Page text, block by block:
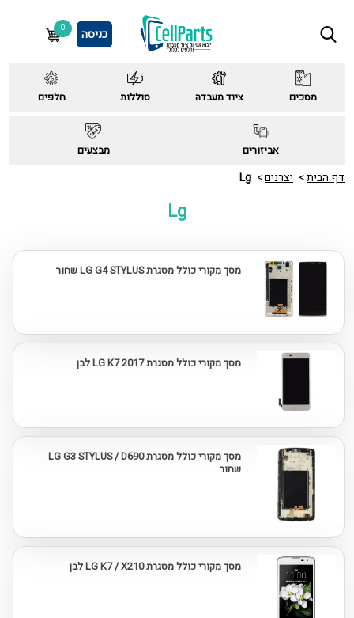
כניסה 0
מסכים ציוד מעבדה סוללות חלפים
אביזורים מבצעים
דף הבית יצרנים Lg
Lg
מסך מקורי כולל מסגרת LG G4 STYLUS שחור
מסך מקורי כולל מסגרת LG K7 2017 לבן
מסך מקורי כולל מסגרת LG G3 STYLUS / D690
שחור
מסך מקורי כולל מסגרת LG K7 / X210 לבן